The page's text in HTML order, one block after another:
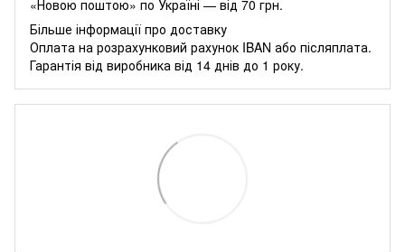
«Новою поштою» по Україні — від 70 грн.
Більше інформації про доставку
Оплата на розрахунковий рахунок IBAN або післяплата.
Гарантія від виробника від 14 днів до 1 року.